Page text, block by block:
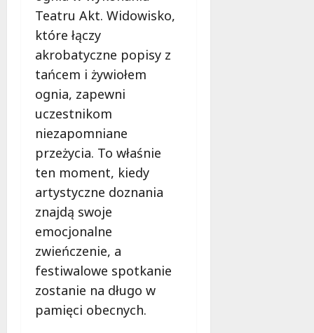
Teatru Akt. Widowisko,
które łączy
akrobatyczne popisy z
tańcem i żywiołem
ognia, zapewni
uczestnikom
niezapomniane
przeżycia. To właśnie
ten moment, kiedy
artystyczne doznania
znajdą swoje
emocjonalne
zwieńczenie, a
festiwalowe spotkanie
zostanie na długo w
pamięci obecnych.